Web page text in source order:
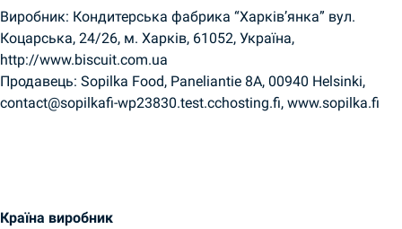
Виробник: Кондитерська фабрика “Харків’янка” вул.
Коцарська, 24/26, м. Харків, 61052, Україна,
http://www.biscuit.com.ua
Продавець: Sopilka Food, Paneliantie 8A, 00940 Helsinki,
contact@sopilkafi-wp23830.test.cchosting.fi, www.sopilka.fi
Країна виробник